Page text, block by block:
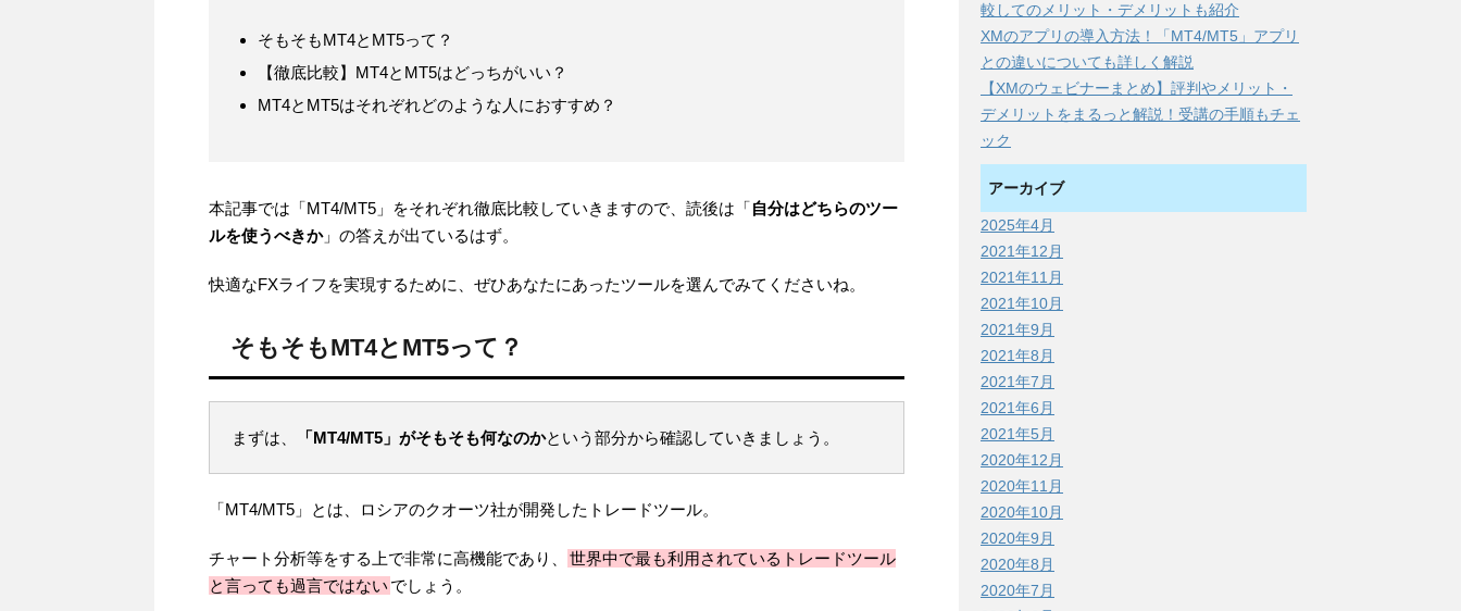
そもそもMT4とMT5って？
【徹底比較】MT4とMT5はどっちがいい？
MT4とMT5はそれぞれどのような人におすすめ？
本記事では「MT4/MT5」をそれぞれ徹底比較していきますので、読後は「自分はどちらのツー
ルを使うべきか」の答えが出ているはず。
快適なFXライフを実現するために、ぜひあなたにあったツールを選んでみてくださいね。
そもそもMT4とMT5って？
まずは、 「MT4/MT5」がそもそも何なのかという部分から確認していきましょう。
「MT4/MT5」とは、ロシアのクオーツ社が開発したトレードツール。
チャート分析等をする上で非常に高機能であり、
世界中で最も利用されているトレードツール
と言っても過言ではない でしょう。
較してのメリット・デメリットも紹介
XMのアプリの導入方法！「MT4/MT5」アプリ
との違いについても詳しく解説
【XMのウェビナーまとめ】評判やメリット・
デメリットをまるっと解説！受講の手順もチェ
ック
アーカイブ
2025年4月
2021年12月
2021年11月
2021年10月
2021年9月
2021年8月
2021年7月
2021年6月
2021年5月
2020年12月
2020年11月
2020年10月
2020年9月
2020年8月
2020年7月